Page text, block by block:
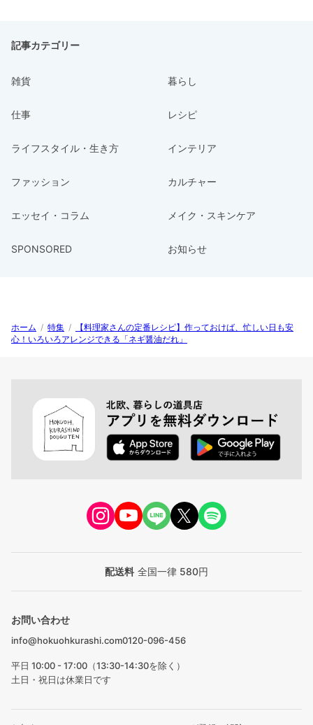
記事カテゴリー
雑貨 暮らし
仕事 レシピ
ライフスタイル・生き方 インテリア
ファッション カルチャー
エッセイ・コラム メイク・スキンケア
SPONSORED お知らせ
ホーム / 特集 /
【料理家さんの定番レシピ】作っておけば、忙しい日も安
心！いろいろアレンジできる「ネギ醤油だれ」
配送料 全国一律 580円
お問い合わせ
info@hokuohkurashi.com0120-096-456
平日 10:00 - 17:00（13:30-14:30を除く）
土日・祝日は休業日です